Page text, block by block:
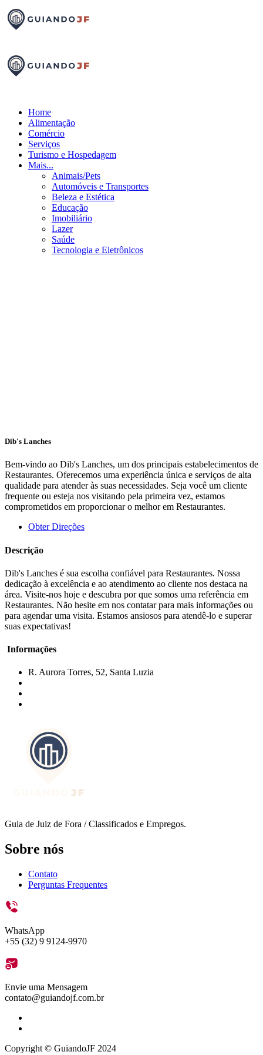
Home
Alimentação
Comércio
Serviços
Turismo e Hospedagem
Mais...
Animais/Pets
Automóveis e Transportes
Beleza e Estética
Educação
Imobiliário
Lazer
Saúde
Tecnologia e Eletrônicos
Dib's Lanches
Bem-vindo ao Dib's Lanches, um dos principais estabelecimentos de
Restaurantes. Oferecemos uma experiência única e serviços de alta
qualidade para atender às suas necessidades. Seja você um cliente
frequente ou esteja nos visitando pela primeira vez, estamos
comprometidos em proporcionar o melhor em Restaurantes.
Obter Direções
Descrição
Dib's Lanches é sua escolha confiável para Restaurantes. Nossa
dedicação à excelência e ao atendimento ao cliente nos destaca na
área. Visite-nos hoje e descubra por que somos uma referência em
Restaurantes. Não hesite em nos contatar para mais informações ou
para agendar uma visita. Estamos ansiosos para atendê-lo e superar
suas expectativas!
Informações
R. Aurora Torres, 52, Santa Luzia
Guia de Juiz de Fora / Classificados e Empregos.
Sobre nós
Contato
Perguntas Frequentes
WhatsApp
+55 (32) 9 9124-9970
Envie uma Mensagem
contato@guiandojf.com.br
Copyright © GuiandoJF 2024